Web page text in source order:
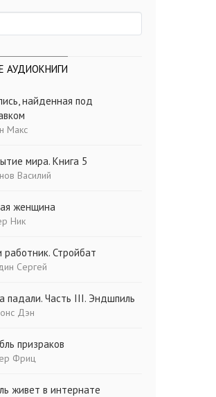
АУДИОКНИГИ
найденная под
Макс
мира. Книга 5
Василий
женщина
Ник
работник. Стройбат
Сергей
падали. Часть III. Эндшпиль
Дэн
призраков
Фриц
живет в интернате